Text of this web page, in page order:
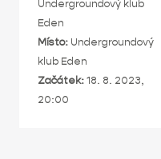
Undergroundový klub
Eden
Místo: Undergroundový
klub Eden
Začátek:18. 8. 2023,
20:00